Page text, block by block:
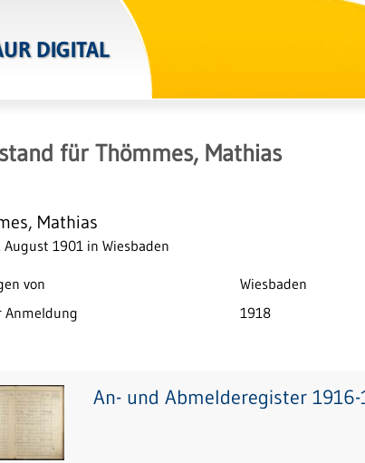
DIGITAL
für Thömmes, Mathias
Mathias
August 1901 in Wiesbaden
von
Wiesbaden
Anmeldung
1918
An- und Abmelderegister